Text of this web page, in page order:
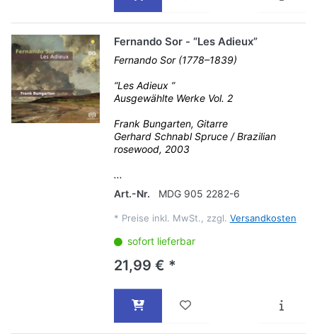
Fernando Sor - “Les Adieux”
Fernando Sor (1778–1839)
“Les Adieux ”
Ausgewählte Werke Vol. 2
Frank Bungarten, Gitarre
Gerhard Schnabl Spruce / Brazilian
rosewood, 2003
...
Art.-Nr.
MDG 905 2282-6
* Preise inkl. MwSt., zzgl. Versandkosten
sofort lieferbar
21,99 € *